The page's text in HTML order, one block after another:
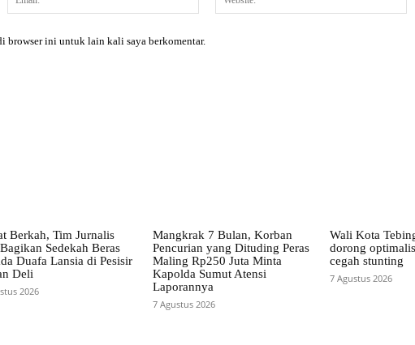
browser ini untuk lain kali saya berkomentar.
Berkah, Tim Jurnalis
Sedekah Beras
Duafa Lansia di Pesisir
Deli
2026
Mangkrak 7 Bulan, Korban
Pencurian yang Dituding Peras
Maling Rp250 Juta Minta
Kapolda Sumut Atensi
Laporannya
7 Agustus 2026
Wali Kota
dorong
cegah stunting
7 Agustus 2026